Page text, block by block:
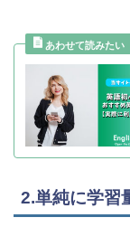
2.単純に学習